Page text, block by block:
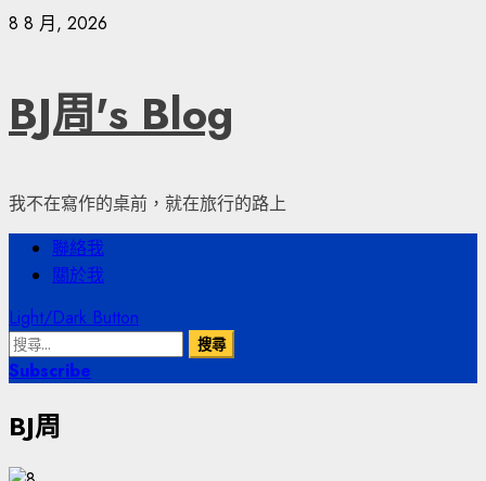
Skip
8 8 月, 2026
BJ周's Blog
我不在寫作的桌前，就在旅行的路上
Primary
Menu
聯絡我
關於我
Light/Dark Button
搜
尋
鍵
Subscribe
BJ周